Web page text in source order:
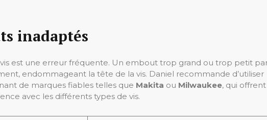
inadaptés
est une erreur fréquente. Un embout trop grand ou trop petit
endommageant la tête de la vis. Daniel recommande d’utiliser
de marques fiables telles que Makita ou Milwaukee, qui offrent
avec les différents types de vis.